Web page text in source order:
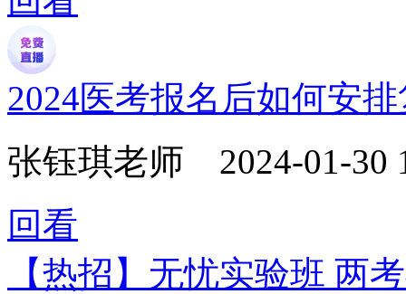
2024医考报名后如何安
张钰琪老师 2024-01-30
回看
【热招】无忧实验班 两